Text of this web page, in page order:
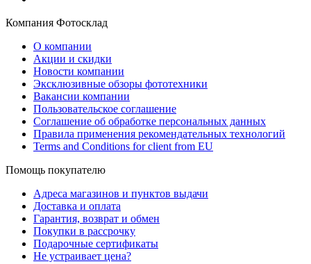
Компания Фотосклад
О компании
Акции и скидки
Новости компании
Эксклюзивные обзоры фототехники
Вакансии компании
Пользовательское соглашение
Соглашение об обработке персональных данных
Правила применения рекомендательных технологий
Terms and Conditions for client from EU
Помощь покупателю
Адреса магазинов и пунктов выдачи
Доставка и оплата
Гарантия, возврат и обмен
Покупки в рассрочку
Подарочные сертификаты
Не устраивает цена?